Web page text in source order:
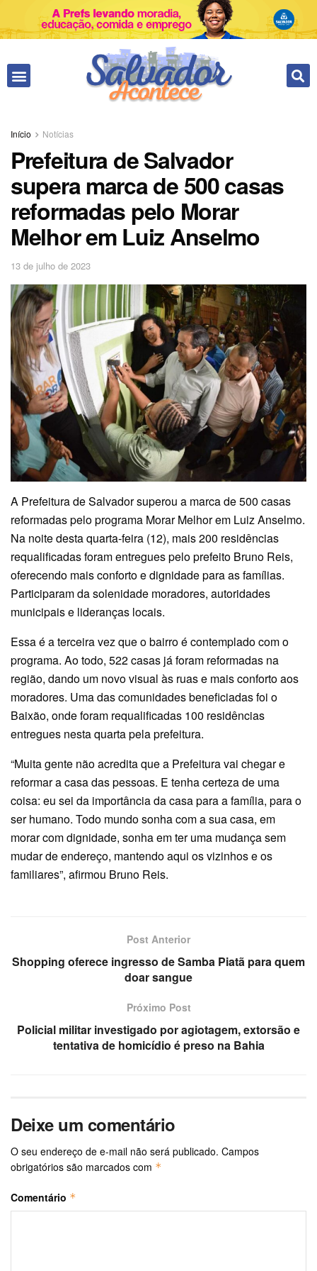
Início Notícias
Prefeitura de Salvador
supera marca de 500 casas
reformadas pelo Morar
Melhor em Luiz Anselmo
13 de julho de 2023
A Prefeitura de Salvador superou a marca de 500 casas
reformadas pelo programa Morar Melhor em Luiz Anselmo.
Na noite desta quarta-feira (12), mais 200 residências
requalificadas foram entregues pelo prefeito Bruno Reis,
oferecendo mais conforto e dignidade para as famílias.
Participaram da solenidade moradores, autoridades
municipais e lideranças locais.
Essa é a terceira vez que o bairro é contemplado com o
programa. Ao todo, 522 casas já foram reformadas na
região, dando um novo visual às ruas e mais conforto aos
moradores. Uma das comunidades beneficiadas foi o
Baixão, onde foram requalificadas 100 residências
entregues nesta quarta pela prefeitura.
“Muita gente não acredita que a Prefeitura vai chegar e
reformar a casa das pessoas. E tenha certeza de uma
coisa: eu sei da importância da casa para a família, para o
ser humano. Todo mundo sonha com a sua casa, em
morar com dignidade, sonha em ter uma mudança sem
mudar de endereço, mantendo aqui os vizinhos e os
familiares”, afirmou Bruno Reis.
Post Anterior
Shopping oferece ingresso de Samba Piatã para quem
doar sangue
Próximo Post
Policial militar investigado por agiotagem, extorsão e
tentativa de homicídio é preso na Bahia
Deixe um comentário
O seu endereço de e-mail não será publicado. Campos
obrigatórios são marcados com *
Comentário *